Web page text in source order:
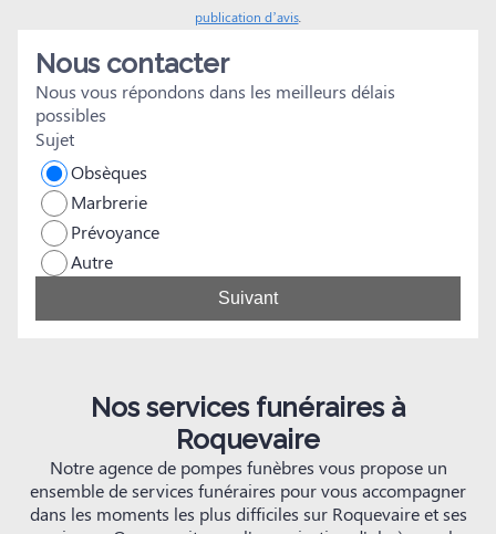
publication d’avis.
Nous contacter
Nous vous répondons dans les meilleurs délais
possibles
Sujet
Obsèques
Marbrerie
Prévoyance
Autre
Suivant
Nos services funéraires à
Roquevaire
Notre agence de pompes funèbres vous propose un
ensemble de services funéraires pour vous accompagner
dans les moments les plus difficiles sur Roquevaire et ses